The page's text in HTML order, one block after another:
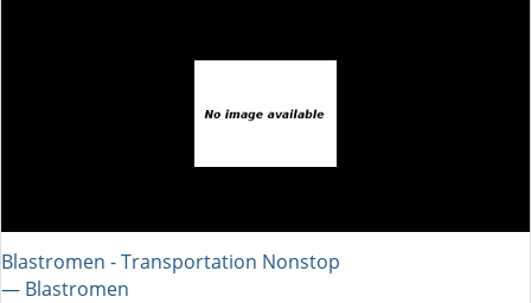
Blastromen - Transportation Nonstop
― Blastromen